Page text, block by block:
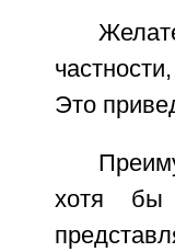
Это
хотя бы